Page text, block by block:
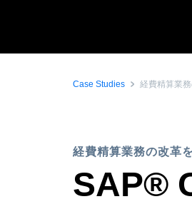
Case Studies 経費精算業
経費精算業務の改革
SAP®